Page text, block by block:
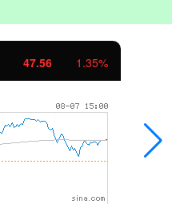
47.56 1.35%